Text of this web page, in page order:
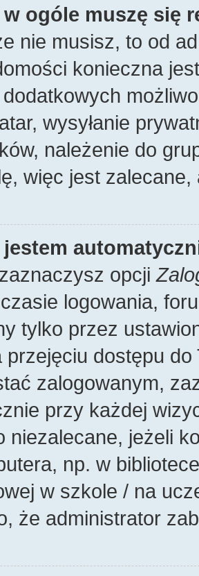
w ogóle muszę się
nie musisz, to od
konieczna
wysyłanie
należenie do
więc jest zalecane,
jestem
opcji
logowania,
tylko przez
przejęciu dostępu
zalogowanym,
przy każdej
niezalecane, jeżeli
np. w
w szkole / na
że administrator